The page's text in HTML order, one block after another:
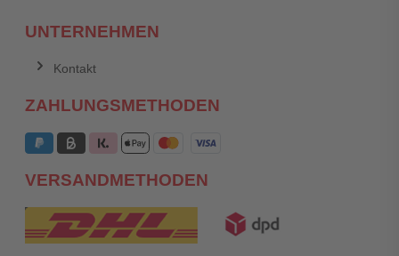
UNTERNEHMEN
Kontakt
ZAHLUNGSMETHODEN
VERSANDMETHODEN